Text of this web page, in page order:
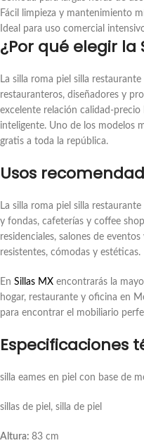
Fácil limpieza y mantenimiento
Ideal para uso comercial
¿Por qué elegir la
La silla roma piel silla
restauranteros, diseñadores y
excelente relación calidad-
inteligente. Uno de los modelos
gratis a toda la república.
Usos
La silla roma piel silla
y fondas, cafeterías y coffee
residenciales, salones de
resistentes, cómodas y estéticas.
En Sillas MX encontrarás la
hogar, restaurante y oficina en
para encontrar el mobiliario
Especificaciones
silla eames en piel con base de
sillas de piel, silla de piel
Altura: 83 cm